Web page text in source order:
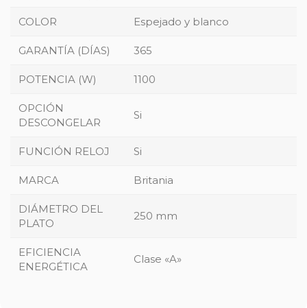
COLOR Espejado y blanco
GARANTÍA (DÍAS) 365
POTENCIA (W) 1100
OPCIÓN
DESCONGELAR
Si
FUNCIÓN RELOJ Si
MARCA Britania
DIÁMETRO DEL
PLATO
250 mm
EFICIENCIA
ENERGÉTICA
Clase «A»